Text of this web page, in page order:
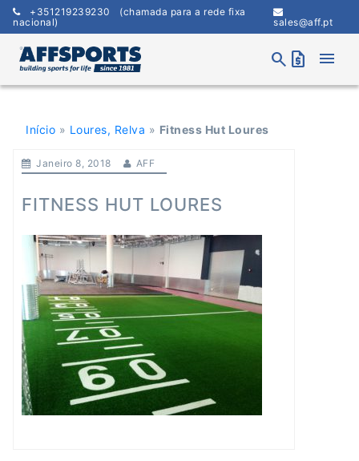
Skip
content
+351219239230 (chamada para a rede fixa
nacional)
sales@aff.pt
search request_quote menu
Início » Loures, Relva » Fitness Hut Loures
Janeiro 8, 2018 AFF
FITNESS HUT LOURES